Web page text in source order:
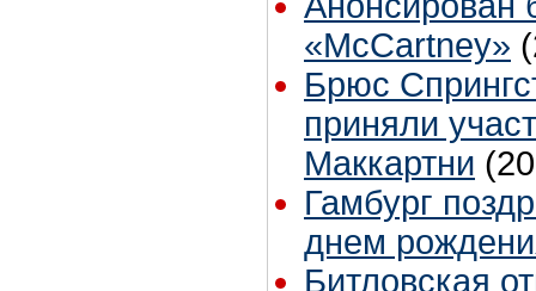
«McCartney»
Брюс
приняли
Маккартни
Гамбург
днем
Битловская